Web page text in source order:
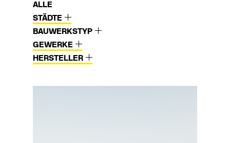
ALLE
STÄDTE
BAUWERKSTYP
GEWERKE
HERSTELLER